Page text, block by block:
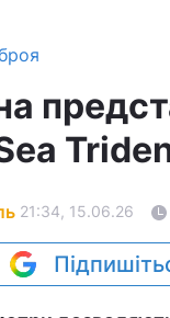
21:34, 15.06.26